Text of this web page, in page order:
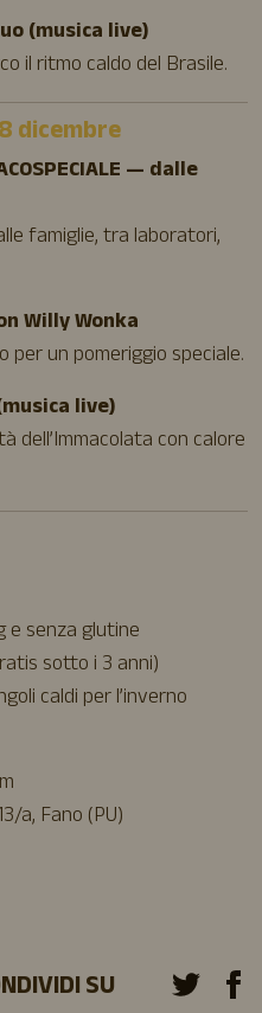
(musica live)
il ritmo caldo del Brasile.
dicembre
— dalle
famiglie, tra laboratori,
Willy Wonka
un pomeriggio speciale.
live)
dell’Immacolata con calore
e senza glutine
sotto i 3 anni)
caldi per l’inverno
a, Fano (PU)
SU